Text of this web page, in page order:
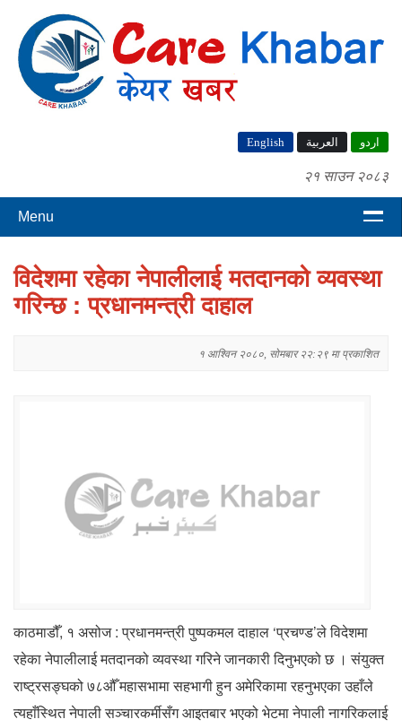
English اردو العربية
२१ साउन २०८३
Menu
विदेशमा रहेका नेपालीलाई मतदानको व्यवस्था
गरिन्छ : प्रधानमन्त्री दाहाल
१ आश्विन २०८०, सोमबार २२:२९ मा प्रकाशित
काठमाडौँ, १ असोज : प्रधानमन्त्री पुष्पकमल दाहाल ‘प्रचण्ड’ले विदेशमा
रहेका नेपालीलाई मतदानको व्यवस्था गरिने जानकारी दिनुभएको छ । संयुक्त
राष्ट्रसङ्घको ७८औँ महासभामा सहभागी हुन अमेरिकामा रहनुभएका उहाँले
त्यहाँस्थित नेपाली सञ्चारकर्मीसँग आइतबार भएको भेटमा नेपाली नागरिकलाई